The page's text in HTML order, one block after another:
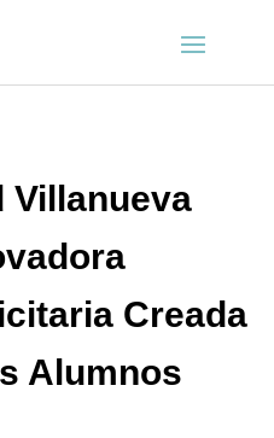
Villanueva
Creada
Alumnos